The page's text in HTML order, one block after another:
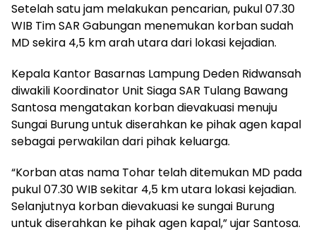
Setelah satu jam melakukan pencarian, pukul 07.30
WIB Tim SAR Gabungan menemukan korban sudah
MD sekira 4,5 km arah utara dari lokasi kejadian.
Kepala Kantor Basarnas Lampung Deden Ridwansah
diwakili Koordinator Unit Siaga SAR Tulang Bawang
Santosa mengatakan korban dievakuasi menuju
Sungai Burung untuk diserahkan ke pihak agen kapal
sebagai perwakilan dari pihak keluarga.
“Korban atas nama Tohar telah ditemukan MD pada
pukul 07.30 WIB sekitar 4,5 km utara lokasi kejadian.
Selanjutnya korban dievakuasi ke sungai Burung
untuk diserahkan ke pihak agen kapal,” ujar Santosa.